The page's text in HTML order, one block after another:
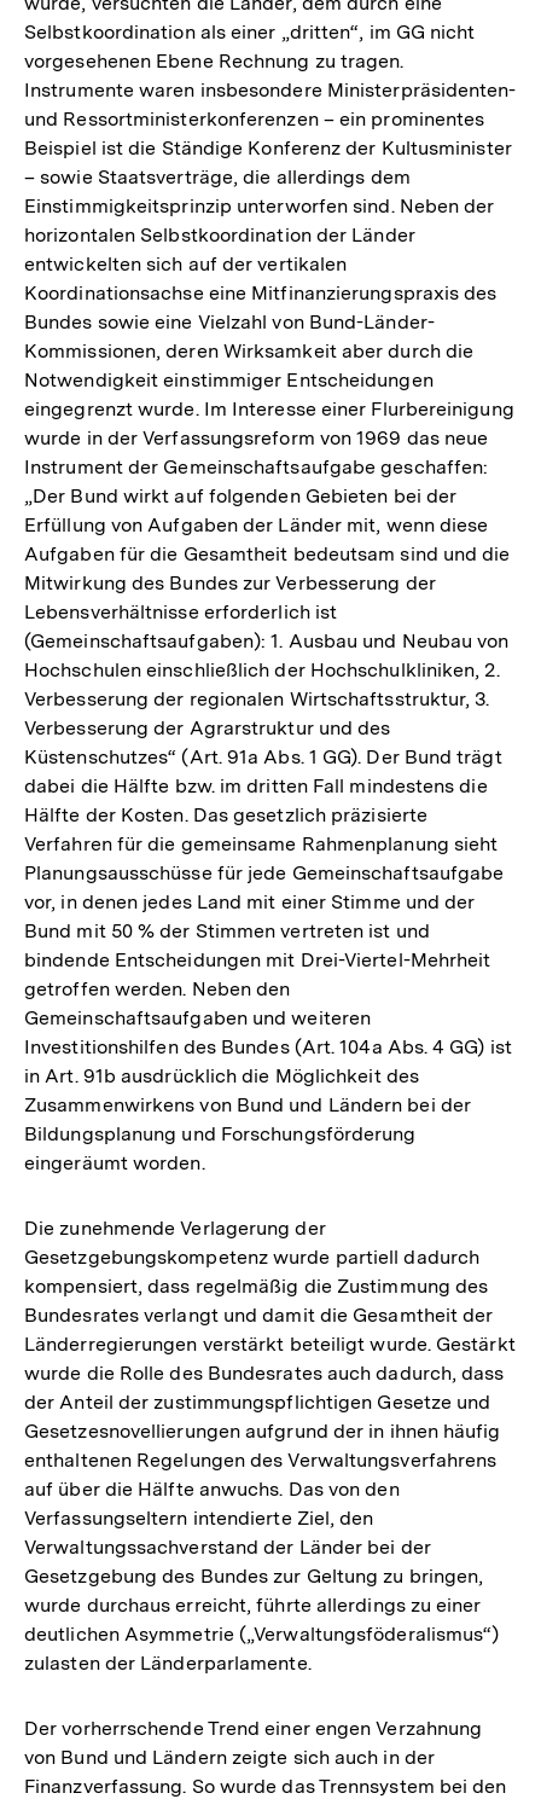
Selbstkoordination als einer „dritten“, im GG nicht
vorgesehenen Ebene Rechnung zu tragen.
Instrumente waren insbesondere Ministerpräsidenten-
und Ressortministerkonferenzen – ein prominentes
Beispiel ist die Ständige Konferenz der Kultusminister
– sowie Staatsverträge, die allerdings dem
Einstimmigkeitsprinzip unterworfen sind. Neben der
horizontalen Selbstkoordination der Länder
entwickelten sich auf der vertikalen
Koordinationsachse eine Mitfinanzierungspraxis des
Bundes sowie eine Vielzahl von Bund-Länder-
Kommissionen, deren Wirksamkeit aber durch die
Notwendigkeit einstimmiger Entscheidungen
eingegrenzt wurde. Im Interesse einer Flurbereinigung
wurde in der Verfassungsreform von 1969 das neue
Instrument der Gemeinschaftsaufgabe geschaffen:
„Der Bund wirkt auf folgenden Gebieten bei der
Erfüllung von Aufgaben der Länder mit, wenn diese
Aufgaben für die Gesamtheit bedeutsam sind und die
Mitwirkung des Bundes zur Verbesserung der
Lebensverhältnisse erforderlich ist
(Gemeinschaftsaufgaben): 1. Ausbau und Neubau von
Hochschulen einschließlich der Hochschulkliniken, 2.
Verbesserung der regionalen Wirtschaftsstruktur, 3.
Verbesserung der Agrarstruktur und des
Küstenschutzes“ (Art. 91a Abs. 1 GG). Der Bund trägt
dabei die Hälfte bzw. im dritten Fall mindestens die
Hälfte der Kosten. Das gesetzlich präzisierte
Verfahren für die gemeinsame Rahmenplanung sieht
Planungsausschüsse für jede Gemeinschaftsaufgabe
vor, in denen jedes Land mit einer Stimme und der
Bund mit 50 % der Stimmen vertreten ist und
bindende Entscheidungen mit Drei-Viertel-Mehrheit
getroffen werden. Neben den
Gemeinschaftsaufgaben und weiteren
Investitionshilfen des Bundes (Art. 104a Abs. 4 GG) ist
in Art. 91b ausdrücklich die Möglichkeit des
Zusammenwirkens von Bund und Ländern bei der
Bildungsplanung und Forschungsförderung
eingeräumt worden.
Die zunehmende Verlagerung der
Gesetzgebungskompetenz wurde partiell dadurch
kompensiert, dass regelmäßig die Zustimmung des
Bundesrates verlangt und damit die Gesamtheit der
Länderregierungen verstärkt beteiligt wurde. Gestärkt
wurde die Rolle des Bundesrates auch dadurch, dass
der Anteil der zustimmungspflichtigen Gesetze und
Gesetzesnovellierungen aufgrund der in ihnen häufig
enthaltenen Regelungen des Verwaltungsverfahrens
auf über die Hälfte anwuchs. Das von den
Verfassungseltern intendierte Ziel, den
Verwaltungssachverstand der Länder bei der
Gesetzgebung des Bundes zur Geltung zu bringen,
wurde durchaus erreicht, führte allerdings zu einer
deutlichen Asymmetrie („Verwaltungsföderalismus“)
zulasten der Länderparlamente.
Der vorherrschende Trend einer engen Verzahnung
von Bund und Ländern zeigte sich auch in der
Finanzverfassung. So wurde das Trennsystem bei den